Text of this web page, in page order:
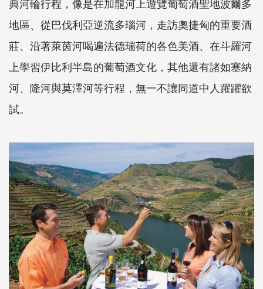
典河輪行程，像是在加龍河上遊覽葡萄酒聖地波爾多
地區、從巴伐利亞逆流多瑙河，走訪奧捷匈的重要酒
莊、沿著萊茵河喝遍法德瑞荷的各色美酒、在斗羅河
上學習伊比利半島的葡萄酒文化，其他還有諸如塞納
河、隆河與莫澤河等行程，無一不讓同道中人躍躍欲
試。